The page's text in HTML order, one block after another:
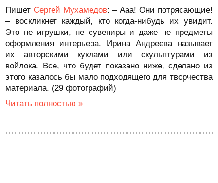
Пишет Сергей Мухамедов: – Ааа! Они потрясающие!
– воскликнет каждый, кто когда-нибудь их увидит.
Это не игрушки, не сувениры и даже не предметы
оформления интерьера. Ирина Андреева называет
их авторскими куклами или скульптурами из
войлока. Все, что будет показано ниже, сделано из
этого казалось бы мало подходящего для творчества
материала. (29 фотографий)
Читать полностью »